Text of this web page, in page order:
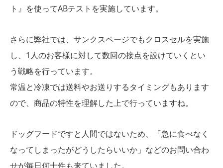
ト』を使ってABテストを実施しています。
さらに弊社では、サンクスページでもクロスセルを実施
し、1人のお客様に対して数回の接点を設けていくとい
う戦略を行っています。
常温と冷凍では送料やお送りするタイミングもあります
ので、商品の特性を理解した上で行っていますね。
ドッグフードですと人間ではないため、「急に食べなく
なってしまったがどうしたらいいか」などのお問い合わ
せが毎日何十件も来ていました。